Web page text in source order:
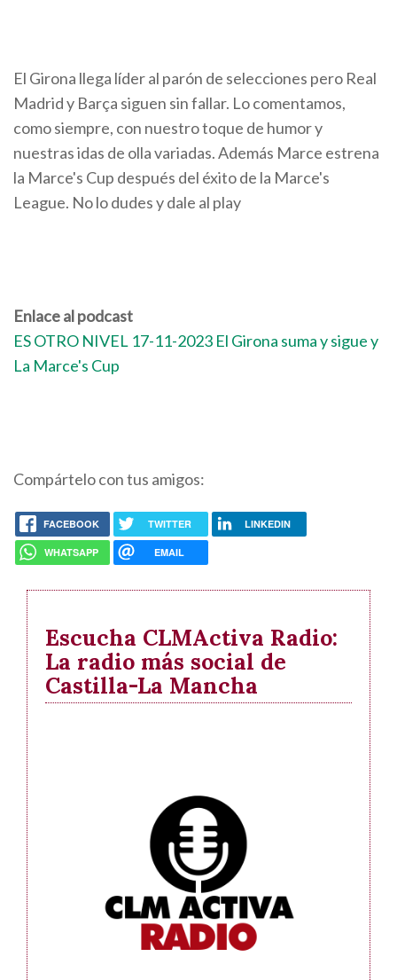
El Girona llega líder al parón de selecciones pero Real
Madrid y Barça siguen sin fallar. Lo comentamos,
como siempre, con nuestro toque de humor y
nuestras idas de olla variadas. Además Marce estrena
la Marce's Cup después del éxito de la Marce's
League. No lo dudes y dale al play
Enlace al podcast
ES OTRO NIVEL 17-11-2023 El Girona suma y sigue y
La Marce's Cup
Compártelo con tus amigos:
FACEBOOK TWITTER LINKEDIN
WHATSAPP EMAIL
Escucha CLMActiva Radio:
La radio más social de
Castilla-La Mancha